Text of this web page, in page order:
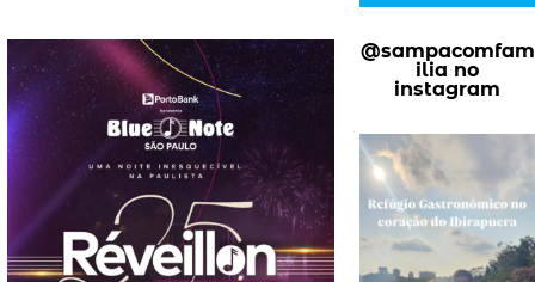
@sampacomfam
ilia no
instagram